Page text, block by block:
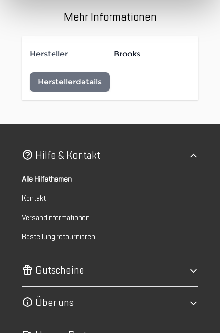
Mehr Informationen
Hersteller Brooks
Herstellerdetails
Hilfe & Kontakt
Alle Hilfethemen
Kontakt
Versandinformationen
Bestellung retournieren
Gutscheine
Über uns